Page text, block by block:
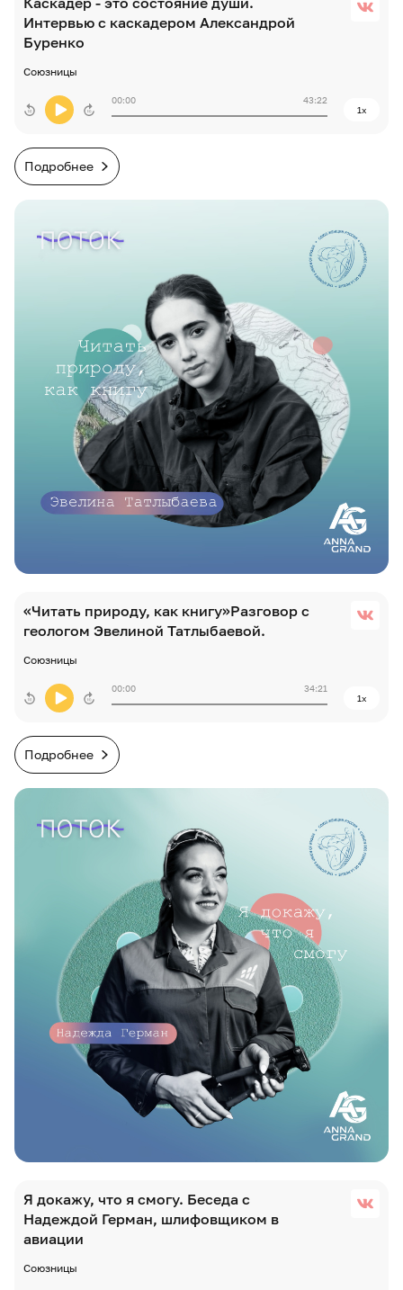
Интервью с каскадером Александрой
Буренко
Союзницы
00:00
43:22
1x
Подробнее
«Читать природу, как книгу»Разговор с
геологом Эвелиной Татлыбаевой.
Союзницы
00:00
34:21
1x
Подробнее
Я докажу, что я смогу. Беседа с
Надеждой Герман, шлифовщиком в
авиации
Союзницы